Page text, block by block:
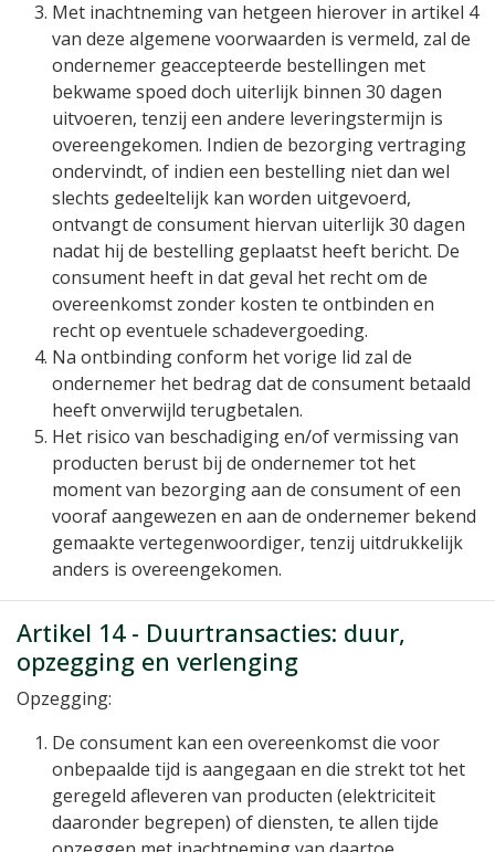
Met inachtneming van hetgeen hierover in artikel 4
van deze algemene voorwaarden is vermeld, zal de
ondernemer geaccepteerde bestellingen met
bekwame spoed doch uiterlijk binnen 30 dagen
uitvoeren, tenzij een andere leveringstermijn is
overeengekomen. Indien de bezorging vertraging
ondervindt, of indien een bestelling niet dan wel
slechts gedeeltelijk kan worden uitgevoerd,
ontvangt de consument hiervan uiterlijk 30 dagen
nadat hij de bestelling geplaatst heeft bericht. De
consument heeft in dat geval het recht om de
overeenkomst zonder kosten te ontbinden en
recht op eventuele schadevergoeding.
Na ontbinding conform het vorige lid zal de
ondernemer het bedrag dat de consument betaald
heeft onverwijld terugbetalen.
Het risico van beschadiging en/of vermissing van
producten berust bij de ondernemer tot het
moment van bezorging aan de consument of een
vooraf aangewezen en aan de ondernemer bekend
gemaakte vertegenwoordiger, tenzij uitdrukkelijk
anders is overeengekomen.
Artikel 14 - Duurtransacties: duur,
opzegging en verlenging
Opzegging:
De consument kan een overeenkomst die voor
onbepaalde tijd is aangegaan en die strekt tot het
geregeld afleveren van producten (elektriciteit
daaronder begrepen) of diensten, te allen tijde